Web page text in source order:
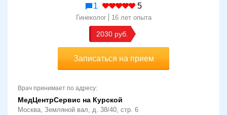
1 5
Гинеколог 16 лет опыта
2030
Записаться на прием
Врач принимает по адресу:
МедЦентрСервис на Курской
Москва, Земляной вал, д. 38/40, стр. 6